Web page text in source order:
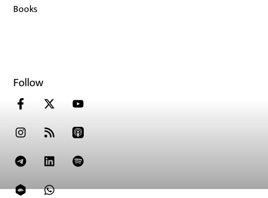
Books
Follow